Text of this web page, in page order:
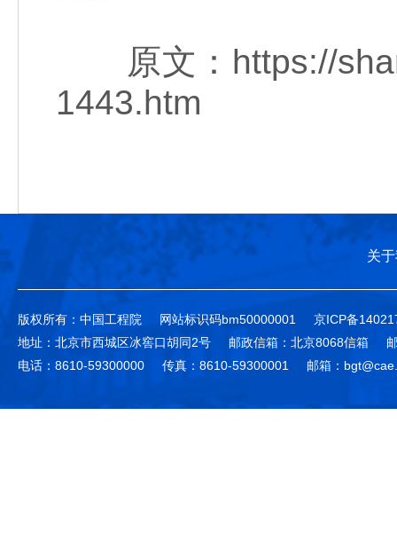
原文：https://
1443.htm
关
版权所有：中国工程院 网站标识码bm50000001
京ICP备
地址：北京市西城区冰窖口胡同2号
邮政信箱：北京8068信箱
电话：8610-59300000
传真：8610-59300001 邮箱：